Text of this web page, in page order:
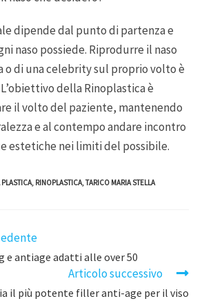
dipende dal punto di partenza e
naso possiede. Riprodurre il naso
o di una celebrity sul proprio volto è
della Rinoplastica è
il volto del paziente, mantenendo
e al contempo andare incontro
estetiche nei limiti del possibile.
, RINOPLASTICA,TARICO MARIA STELLA
antiage adatti alle over 50
Articolo successivo
il più potente filler anti-age per il viso